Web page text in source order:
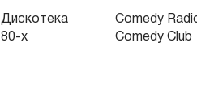
Дискотека
80-х
Comedy
Comedy Club